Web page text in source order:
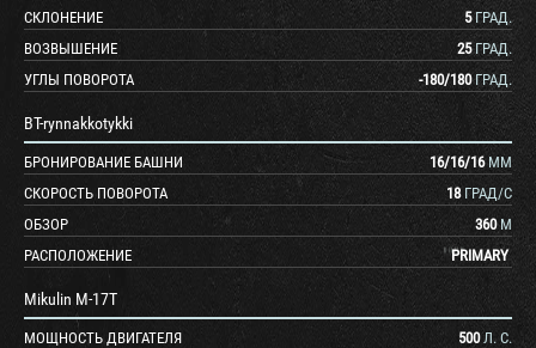
СКЛОНЕНИЕ
5 ГРАД.
ВОЗВЫШЕНИЕ
25 ГРАД.
УГЛЫ ПОВОРОТА
-180/180 ГРАД.
BT-rynnakkotykki
БРОНИРОВАНИЕ БАШНИ 16/16/16 ММ
СКОРОСТЬ ПОВОРОТА
18 ГРАД/С
ОБЗОР
360 М
РАСПОЛОЖЕНИЕ
PRIMARY
Mikulin M-17T
МОЩНОСТЬ ДВИГАТЕЛЯ 500 Л. С.